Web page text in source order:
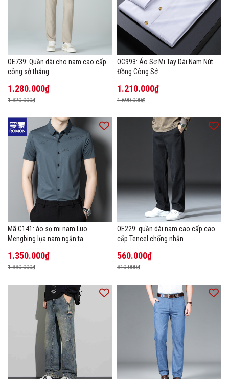
OE739: Quần dài cho nam cao cấp
công sở thẳng
1.280.000₫
1.820.000₫
OC993: Áo Sơ Mi Tay Dài Nam Nút
Đồng Công Sở
1.210.000₫
1.690.000₫
Mã C141: áo sơ mi nam Luo
Mengbing lụa nam ngắn ta
1.350.000₫
1.880.000₫
OE229: quần dài nam cao cấp cao
cấp Tencel chống nhăn
560.000₫
810.000₫